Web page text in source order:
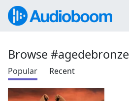
Browse #agedebronze
Popular Recent